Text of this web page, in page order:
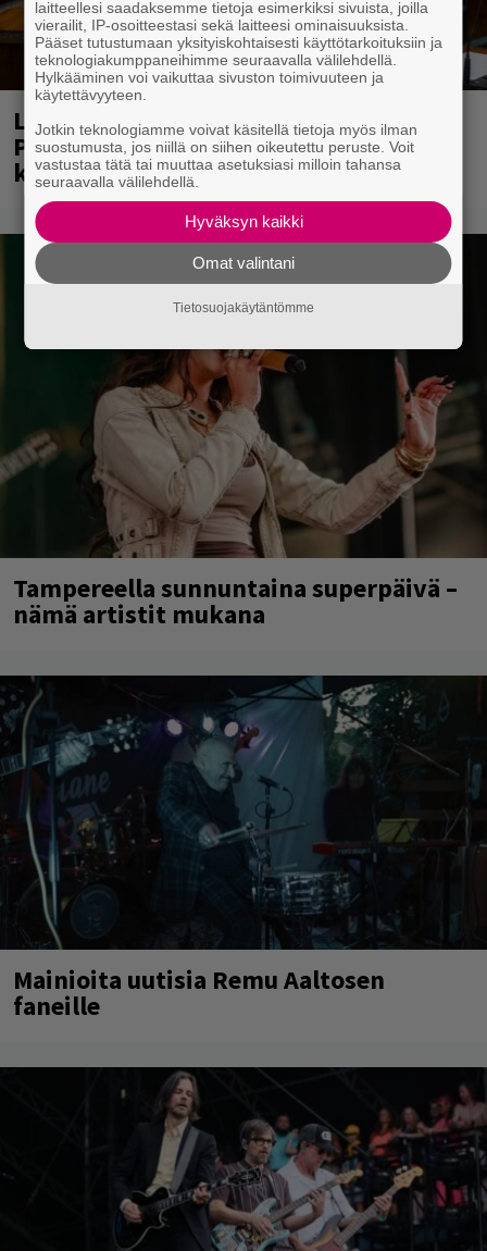
Laittomasta graffitista kiinni jäänyt
Paavo Arhinmäki jälleen spraypullo
kädessä – näitä puolueita ei kiinnosta
Tampereella sunnuntaina superpäivä –
nämä artistit mukana
Mainioita uutisia Remu Aaltosen
faneille
laitteellesi saadaksemme tietoja esimerkiksi sivuista, joilla
vierailit, IP-osoitteestasi sekä laitteesi ominaisuuksista.
Pääset tutustumaan yksityiskohtaisesti käyttötarkoituksiin ja
teknologiakumppaneihimme seuraavalla välilehdellä.
Hylkääminen voi vaikuttaa sivuston toimivuuteen ja
käytettävyyteen.
Jotkin teknologiamme voivat käsitellä tietoja myös ilman
suostumusta, jos niillä on siihen oikeutettu peruste. Voit
vastustaa tätä tai muuttaa asetuksiasi milloin tahansa
seuraavalla välilehdellä.
Hyväksyn kaikki
Omat valintani
Tietosuojakäytäntömme